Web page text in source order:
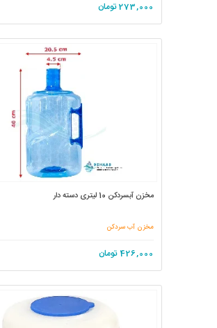
273,000تومان
مخزن آبسردکن 10 لیتری دسته دار
مخزن آب سردکن
426,000 تومان